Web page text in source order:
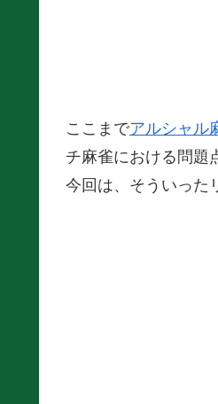
ここまでアルシャル
チ麻雀における問題
今回は、そういった